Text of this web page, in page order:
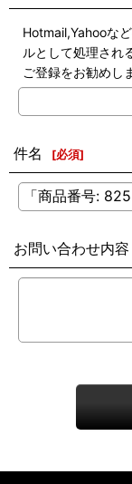
Hotmail,Yahooな
ルとして処理され
ご登録をお勧めし
件名 [必須]
お問い合わせ内容